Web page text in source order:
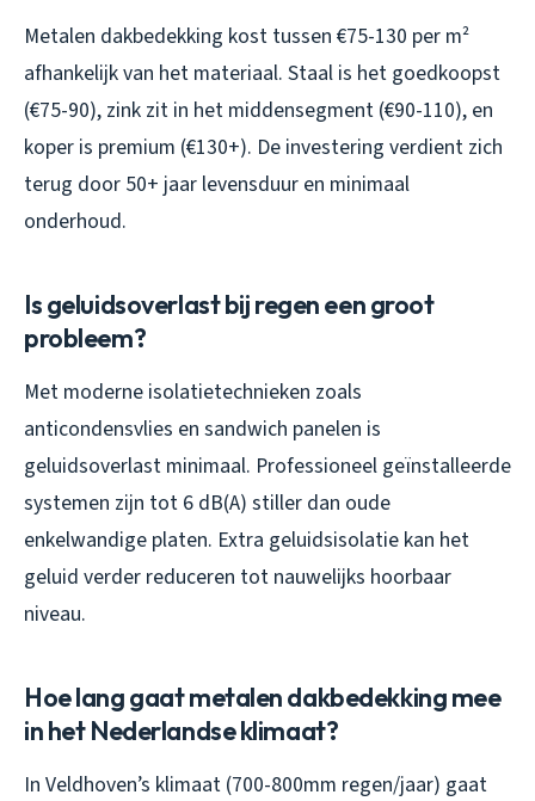
Metalen dakbedekking kost tussen €75-130 per m²
afhankelijk van het materiaal. Staal is het goedkoopst
(€75-90), zink zit in het middensegment (€90-110), en
koper is premium (€130+). De investering verdient zich
terug door 50+ jaar levensduur en minimaal
onderhoud.
Is geluidsoverlast bij regen een groot
probleem?
Met moderne isolatietechnieken zoals
anticondensvlies en sandwich panelen is
geluidsoverlast minimaal. Professioneel geïnstalleerde
systemen zijn tot 6 dB(A) stiller dan oude
enkelwandige platen. Extra geluidsisolatie kan het
geluid verder reduceren tot nauwelijks hoorbaar
niveau.
Hoe lang gaat metalen dakbedekking mee
in het Nederlandse klimaat?
In Veldhoven’s klimaat (700-800mm regen/jaar) gaat